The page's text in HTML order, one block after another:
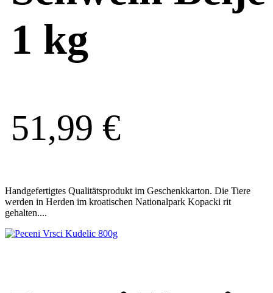
1 kg
51,99 €
Handgefertigtes Qualitätsprodukt im Geschenkkarton. Die Tiere
werden in Herden im kroatischen Nationalpark Kopacki rit
gehalten....